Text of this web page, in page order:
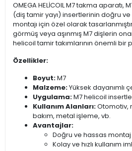
OMEGA HELİCOIL M7 takma aparatı,
(diş tamir yayı) insertlerinin doğru
montajı için özel olarak
görmüş veya aşınmış M7 dişlerin
helicoil tamir takımlarının önemli bir
Özellikler:
Boyut:M7
Malzeme:Yüksek dayanımlı
Uygulama:M7 helicoil
Kullanım Alanları:Otomotiv,
bakım, metal işleme, vb.
Avantajlar:
Doğru ve hassas
Kolay ve hızlı kullanım